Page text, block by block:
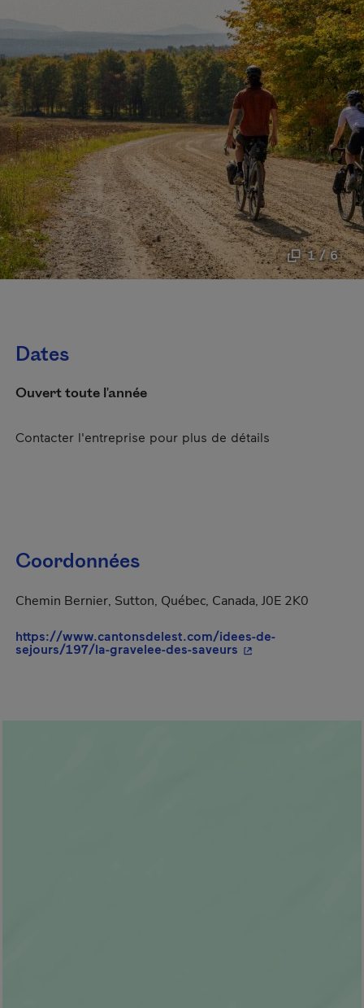
1 / 6
Dates
Ouvert toute l'année
Contacter l'entreprise pour plus de détails
Coordonnées
Chemin Bernier, Sutton, Québec, Canada, J0E 2K0
https://www.cantonsdelest.com/idees-de-
sejours/197/la-gravelee-des-saveurs - Cet hyperlien